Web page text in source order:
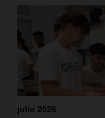
julio 2026